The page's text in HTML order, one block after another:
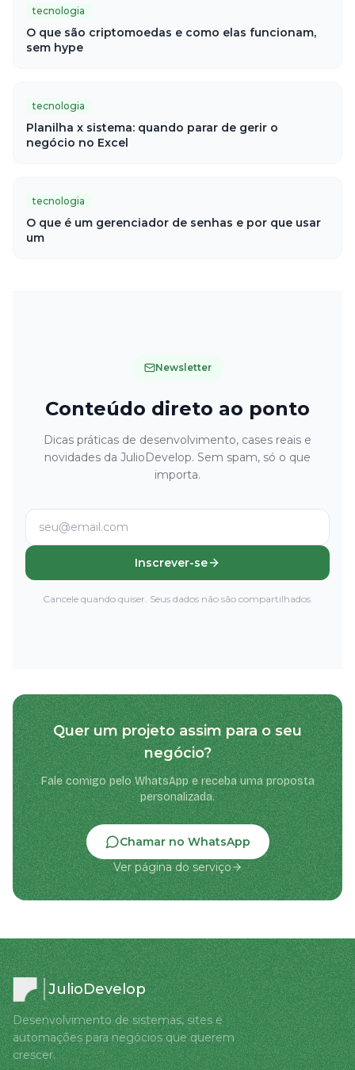
tecnologia
O que são criptomoedas e como elas funcionam,
sem hype
tecnologia
Planilha x sistema: quando parar de gerir o
negócio no Excel
tecnologia
O que é um gerenciador de senhas e por que usar
um
Newsletter
Conteúdo direto ao ponto
Dicas práticas de desenvolvimento, cases reais e
novidades da JulioDevelop. Sem spam, só o que
importa.
Inscrever-se
Cancele quando quiser. Seus dados não são compartilhados.
Quer um projeto assim para o seu
negócio?
Fale comigo pelo WhatsApp e receba uma proposta
personalizada.
Chamar no WhatsApp
Ver página do serviço
JulioDevelop
Desenvolvimento de sistemas, sites e
automações para negócios que querem
crescer.